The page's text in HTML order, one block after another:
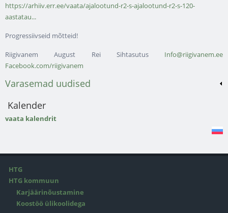
https://arhiiv.err.ee/vaata/ajalootund-r2-s-ajalootund-r2-s-120-
aastatau...
Progressiivseid mõtteid!
Riigivanem August Rei Sihtasutus Info@riigivanem.ee
Facebook.com/riigivanem
Varasemad uudised
Kalender
vaata kalendrit
HTG
HTG kommuun
Karjäärinõustamine
Koostöö ülikoolidega